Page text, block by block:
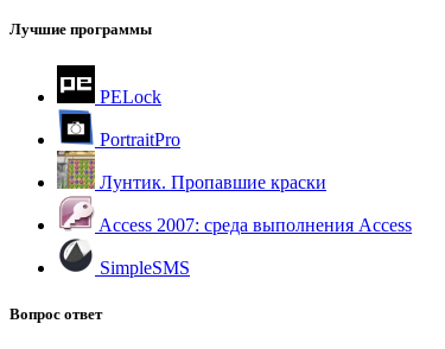
Лучшие программы
PELock
PortraitPro
Лунтик. Пропавшие краски
Access 2007: среда выполнения Access
SimpleSMS
Вопрос ответ